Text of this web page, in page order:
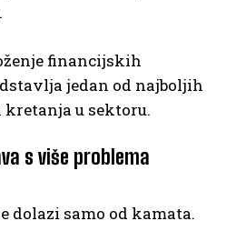
financijskih
jedan od najboljih
u sektoru.
s više problema
dolazi samo od kamata.